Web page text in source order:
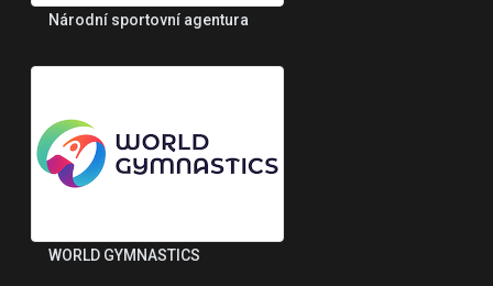
Národní sportovní agentura
WORLD GYMNASTICS